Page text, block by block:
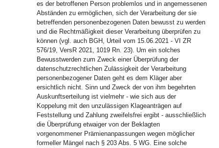
es der betroffenen Person problemlos und in angemessenen
Abständen zu ermöglichen, sich der Verarbeitung der sie
betreffenden personenbezogenen Daten bewusst zu werden
und die Rechtmäßigkeit dieser Verarbeitung überprüfen zu
können (vgl. auch BGH, Urteil vom 15.06.2021 - VI ZR
576/19, VersR 2021, 1019 Rn. 23). Um ein solches
Bewusstwerden zum Zweck einer Überprüfung der
datenschutzrechtlichen Zulässigkeit der Verarbeitung
personenbezogener Daten geht es dem Kläger aber
ersichtlich nicht. Sinn und Zweck der von ihm begehrten
Auskunftserteilung ist vielmehr - wie sich aus der
Koppelung mit den unzulässigen Klageanträgen auf
Feststellung und Zahlung zweifelsfrei ergibt - ausschließlich
die Überprüfung etwaiger von der Beklagten
vorgenommener Prämienanpassungen wegen möglicher
formeller Mängel nach § 203 Abs. 5 WG. Eine solche